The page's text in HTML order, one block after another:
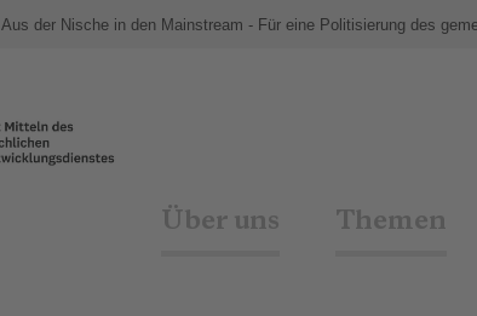
Aus der Nische in den Mainstream - Für eine Politisierung des
Über uns Themen